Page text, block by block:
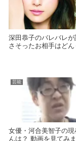
深田恭子のバレバレ
さそったお相手はど
芸能
女優・河合美智子の
んは？ 動画を見てみま